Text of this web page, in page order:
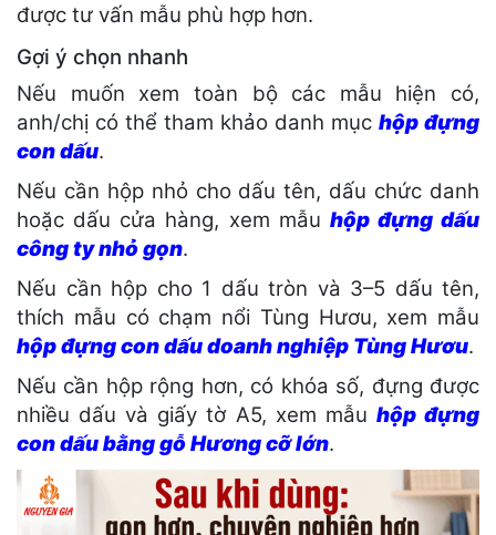
được tư vấn mẫu phù hợp hơn.
Gợi ý chọn nhanh
Nếu muốn xem toàn bộ các mẫu hiện có,
anh/chị có thể tham khảo danh mục hộp đựng
con dấu.
Nếu cần hộp nhỏ cho dấu tên, dấu chức danh
hoặc dấu cửa hàng, xem mẫu hộp đựng dấu
công ty nhỏ gọn.
Nếu cần hộp cho 1 dấu tròn và 3–5 dấu tên,
thích mẫu có chạm nổi Tùng Hươu, xem mẫu
hộp đựng con dấu doanh nghiệp Tùng Hươu.
Nếu cần hộp rộng hơn, có khóa số, đựng được
nhiều dấu và giấy tờ A5, xem mẫu hộp đựng
con dấu bằng gỗ Hương cỡ lớn.